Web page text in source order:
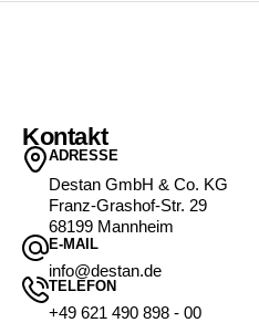
Kontakt
ADRESSE
Destan GmbH & Co. KG
Franz-Grashof-Str. 29
68199 Mannheim
E-MAIL
info@destan.de
TELEFON
+49 621 490 898 - 00